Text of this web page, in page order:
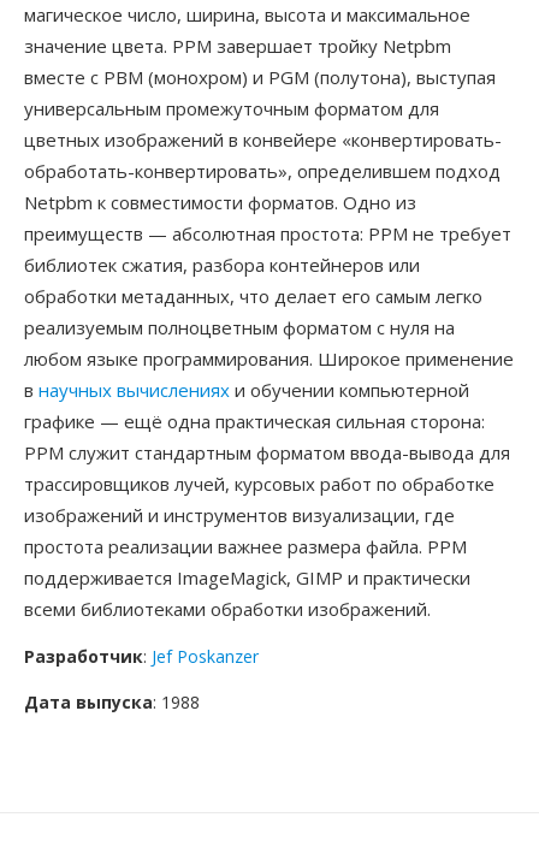
магическое число, ширина, высота и максимальное
значение цвета. PPM завершает тройку Netpbm
вместе с PBM (монохром) и PGM (полутона), выступая
универсальным промежуточным форматом для
цветных изображений в конвейере «конвертировать-
обработать-конвертировать», определившем подход
Netpbm к совместимости форматов. Одно из
преимуществ — абсолютная простота: PPM не требует
библиотек сжатия, разбора контейнеров или
обработки метаданных, что делает его самым легко
реализуемым полноцветным форматом с нуля на
любом языке программирования. Широкое применение
в научных вычислениях и обучении компьютерной
графике — ещё одна практическая сильная сторона:
PPM служит стандартным форматом ввода-вывода для
трассировщиков лучей, курсовых работ по обработке
изображений и инструментов визуализации, где
простота реализации важнее размера файла. PPM
поддерживается ImageMagick, GIMP и практически
всеми библиотеками обработки изображений.
Разработчик: Jef Poskanzer
Дата выпуска: 1988